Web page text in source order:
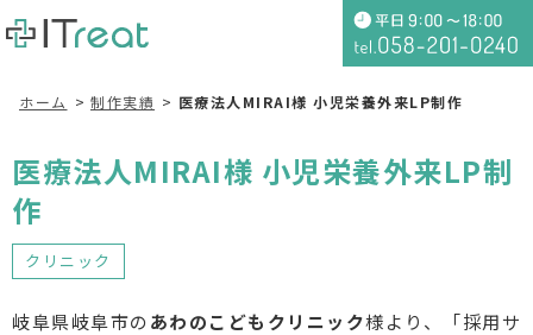
ホーム 制作実績 医療法人MIRAI様 小児栄養外来LP制作
医療法人MIRAI様 小児栄養外来LP制
作
クリニック
岐阜県岐阜市のあわのこどもクリニック様より、「採用サ